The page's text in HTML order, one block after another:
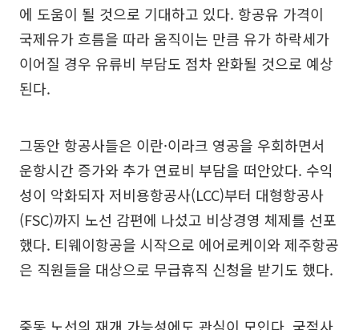
에 도움이 될 것으로 기대하고 있다. 항공유 가격이
국제유가 흐름을 따라 움직이는 만큼 유가 하락세가
이어질 경우 유류비 부담도 점차 완화될 것으로 예상
된다.
그동안 항공사들은 이란·이라크 영공을 우회하면서
운항시간 증가와 추가 연료비 부담을 떠안았다. 수익
성이 악화되자 저비용항공사(LCC)부터 대형항공사
(FSC)까지 노선 감편에 나섰고 비상경영 체제를 선포
했다. 티웨이항공을 시작으로 에어로케이와 제주항공
은 직원들을 대상으로 무급휴직 신청을 받기도 했다.
중동 노선의 재개 가능성에도 관심이 모인다. 국적사